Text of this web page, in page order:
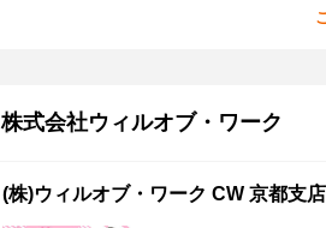
株式会社ウィルオブ・ワーク
(株)ウィルオブ・ワーク CW 京都支店